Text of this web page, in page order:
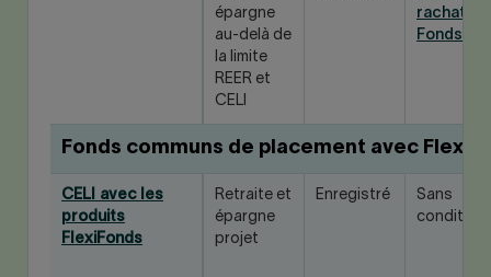
épargne
au-delà de
la limite
REER et
CELI
rachat du
Fonds
Fonds communs de placement avec
CELI avec les
produits
FlexiFonds
Retraite et
épargne
projet
Enregistré
Sans